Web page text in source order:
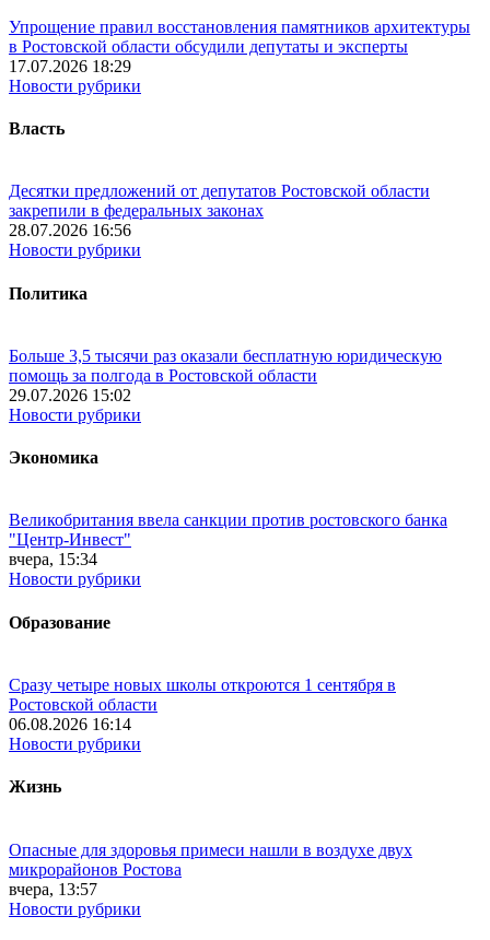
Упрощение правил восстановления памятников архитектуры
в Ростовской области обсудили депутаты и эксперты
17.07.2026 18:29
Новости рубрики
Власть
Десятки предложений от депутатов Ростовской области
закрепили в федеральных законах
28.07.2026 16:56
Новости рубрики
Политика
Больше 3,5 тысячи раз оказали бесплатную юридическую
помощь за полгода в Ростовской области
29.07.2026 15:02
Новости рубрики
Экономика
Великобритания ввела санкции против ростовского банка
"Центр-Инвест"
вчера, 15:34
Новости рубрики
Образование
Сразу четыре новых школы откроются 1 сентября в
Ростовской области
06.08.2026 16:14
Новости рубрики
Жизнь
Опасные для здоровья примеси нашли в воздухе двух
микрорайонов Ростова
вчера, 13:57
Новости рубрики